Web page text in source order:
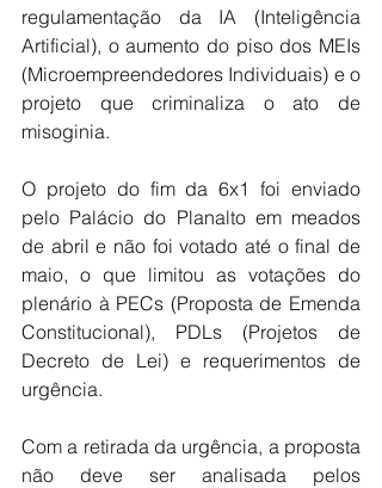
regulamentação da IA (Inteligência
Artificial), o aumento do piso dos MEIs
projeto que criminaliza o ato de
misoginia.
O projeto do fim da 6x1 foi enviado
pelo Palácio do Planalto em meados
de abril e não foi votado até o final de
maio, o que limitou as votações do
plenário à PECs (Proposta de Emenda
Constitucional), PDLs (Projetos de
Decreto de Lei) e requerimentos de
urgência.
Com a retirada da urgência, a proposta
não deve ser analisada pelos